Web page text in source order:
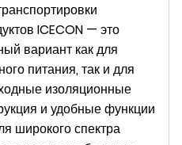
ICECON — это
вариант как для
питания, так и для
изоляционные
и удобные функции
широкого спектра